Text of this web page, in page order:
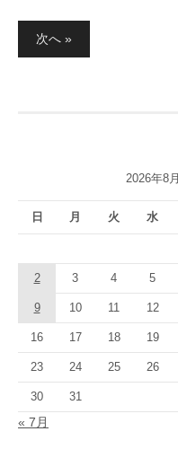
稿
り
次へ »
2026年8月
日 月 火 水
2 3 4 5
9 10 11 12
16 17 18 19
23 24 25 26
30 31
« 7月